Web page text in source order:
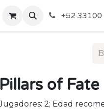
Politicas de Envío y
+52
Pillars of Fate
2; Edad